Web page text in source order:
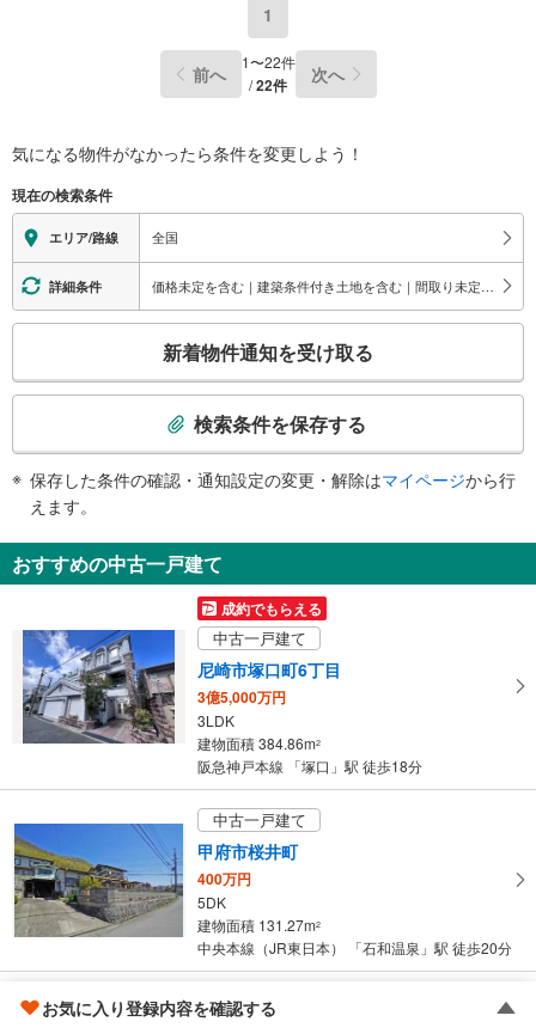
1
前へ 1〜22件
/22件 次へ
気になる物件がなかったら条件を変更しよう！
現在の検索条件
エリア/路線 全国
詳細条件 価格未定を含む｜建築条件付き土地を含む｜間取り未定を含む
検
知
を
け
る
・
イ
ペ
ー
ジ
に
保
す
新着物件通知を受け取る
検索条件を保存する
保存した条件の確認・通知設定の変更・解除はマイページから行
えます。
おすすめの中古一戸建て
成約でもらえる
中古一戸建て
尼崎市塚口町6丁目
3億5,000万円
3LDK
建物面積 384.86m2
阪急神戸本線 「塚口」駅 徒歩18分
中古一戸建て
甲府市桜井町
400万円
5DK
建物面積 131.27m2
中央本線（JR東日本） 「石和温泉」駅 徒歩20分
中古一戸建て
お気に入り登録内容を確認する